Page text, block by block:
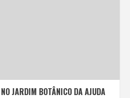
JARDIM BOTÂNICO DA AJUDA